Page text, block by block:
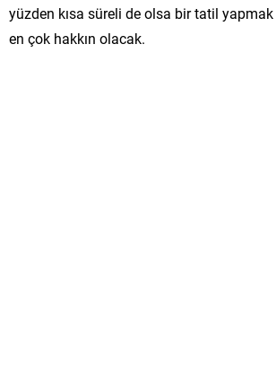
yüzden kısa süreli de olsa bir tatil
en çok hakkın olacak.